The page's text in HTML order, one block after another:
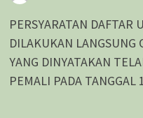
PERSYARATAN DAFTAR
DILAKUKAN LANGSUNG
YANG DINYATAKAN
PEMALI PADA